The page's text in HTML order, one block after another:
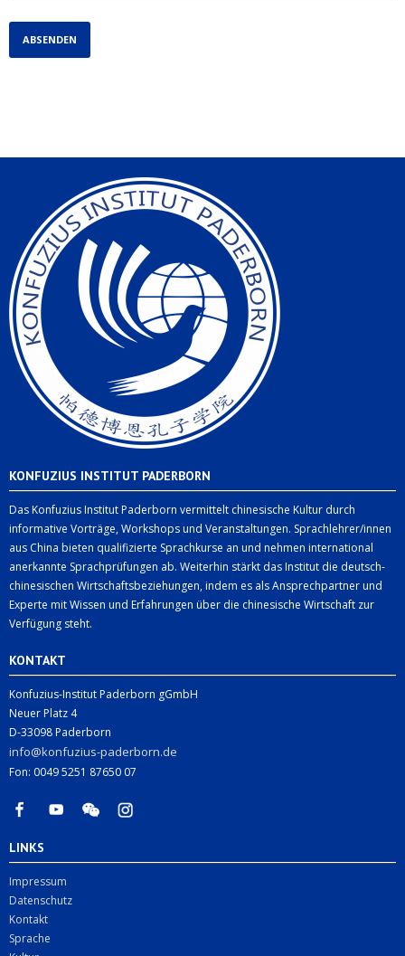
KONFUZIUS INSTITUT PADERBORN
Das Konfuzius Institut Paderborn vermittelt chinesische Kultur durch
informative Vorträge, Workshops und Veranstaltungen. Sprachlehrer/innen
aus China bieten qualifizierte Sprachkurse an und nehmen international
anerkannte Sprachprüfungen ab. Weiterhin stärkt das Institut die deutsch-
chinesischen Wirtschaftsbeziehungen, indem es als Ansprechpartner und
Experte mit Wissen und Erfahrungen über die chinesische Wirtschaft zur
Verfügung steht.
KONTAKT
Konfuzius-Institut Paderborn gGmbH
Neuer Platz 4
D-33098 Paderborn
info@konfuzius-paderborn.de
Fon: 0049 5251 87650 07
LINKS
Impressum
Datenschutz
Kontakt
Sprache